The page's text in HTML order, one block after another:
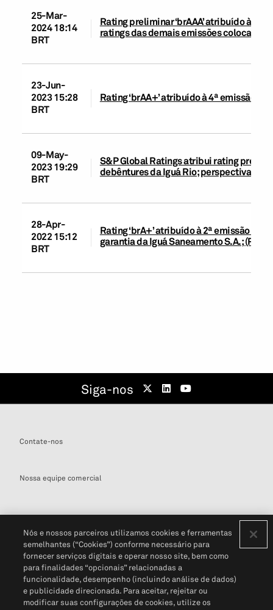
25-Mar-
2024 18:14
BRT
Rating preliminar ‘brAAA’ atribuído à 5ª
ratings das demais emissões colocados
23-Jun-
2023 15:28
BRT
Rating ‘brAA+’ atribuído à 4ª emissão
09-May-
2023 19:29
BRT
S&P Global Ratings atribui rating
debêntures da Iguá Rio; perspectiva
28-Apr-
2022 15:12
BRT
Rating ‘brA+’ atribuído à 2ª emissão de
garantia da Iguá Saneamento S.A.;
Siga-nos
Contate-nos
Nossa equipe comercial
Definições de cookies
Disclaimers Legais Termos de Uso Aviso de Cookies
Política de PrivacidadePortal de privacidade do cliente (em inglês)
Não Venda Minhas Informações Pessoais© 2026 S&P Global
Nós e nossos parceiros utilizamos cookies e ferramentas
semelhantes (“Cookies”) conforme necessário para
fornecer serviços digitais e operar nosso site, bem como
para finalidades “opcionais” relacionadas a
funcionalidade, desempenho (incluindo análise de dados)
e publicidade direcionada. Para aceitar, rejeitar ou
modificar suas configurações de cookies, utilize os